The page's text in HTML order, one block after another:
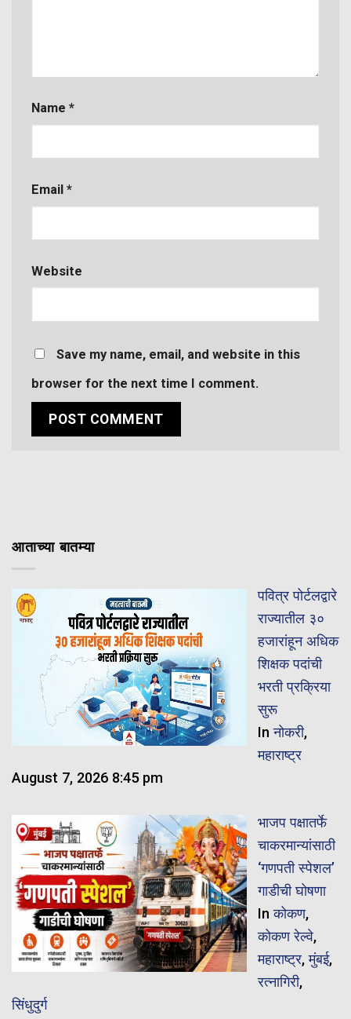
Name *
Email *
Website
Save my name, email, and website in this
browser for the next time I comment.
आताच्या बातम्या
पवित्र पोर्टलद्वारे
राज्यातील ३०
हजारांहून अधिक
शिक्षक पदांची
भरती प्रक्रिया
सुरू
Inनोकरी,
महाराष्ट्र
August 7, 2026 8:45 pm
भाजप पक्षातर्फे
चाकरमान्यांसाठी
‘गणपती स्पेशल’
गाडीची घोषणा
Inकोकण,
कोकण रेल्वे,
महाराष्ट्र,मुंबई,
रत्नागिरी,
सिंधुदुर्ग